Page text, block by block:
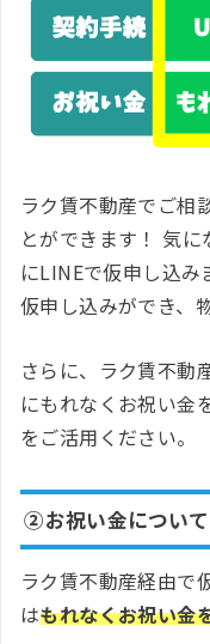
ラク賃不動産でご相
とができます！ 気
にLINEで仮申し込
仮申し込みができ、
さらに、ラク賃不動
にもれなくお祝い金
をご活用ください。
②お祝い金について
ラク賃不動産経由で
はもれなくお祝い金